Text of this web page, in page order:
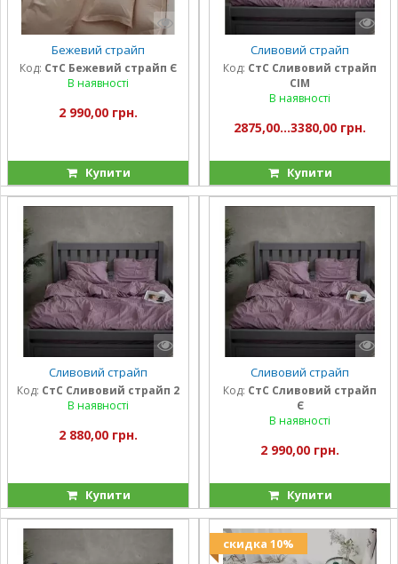
Бежевий страйп
Код: СтС Бежевий страйп Є
В наявності
2 990,00 грн.
Купити
Сливовий страйп
Код: СтС Сливовий страйп
СІМ
В наявності
2875,00...3380,00 грн.
Купити
Сливовий страйп
Код: СтС Сливовий страйп 2
В наявності
2 880,00 грн.
Купити
Сливовий страйп
Код: СтС Сливовий страйп
Є
В наявності
2 990,00 грн.
Купити
скидка 10%